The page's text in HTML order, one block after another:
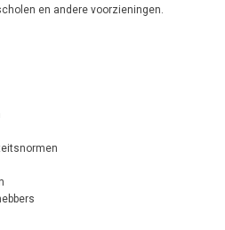
en andere voorzieningen.